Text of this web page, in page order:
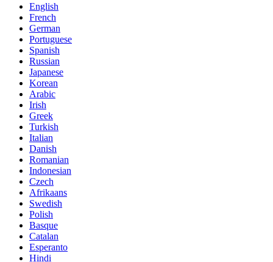
English
French
German
Portuguese
Spanish
Russian
Japanese
Korean
Arabic
Irish
Greek
Turkish
Italian
Danish
Romanian
Indonesian
Czech
Afrikaans
Swedish
Polish
Basque
Catalan
Esperanto
Hindi